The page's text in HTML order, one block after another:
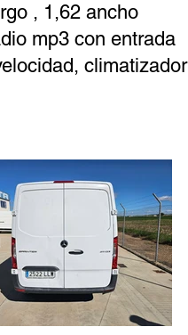
, 1,62 ancho
mp3 con entrada
climatizador